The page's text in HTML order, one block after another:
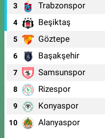
3 Trabzonspor
4 Beşiktaş
5 Göztepe
6 Başakşehir
7 Samsunspor
8 Rizespor
9 Konyaspor
10 Alanyaspor